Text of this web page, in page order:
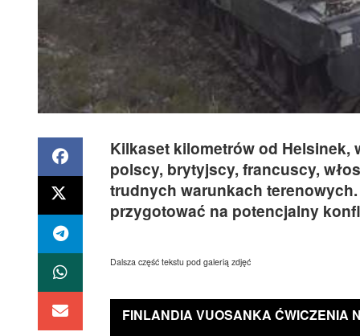
Kilkaset kilometrów od
polscy, brytyjscy, francuscy,
trudnych warunkach
przygotować na potencjalny
Dalsza część tekstu pod galerią zdjęć
FINLANDIA VUOSANKA ĆWICZENIA